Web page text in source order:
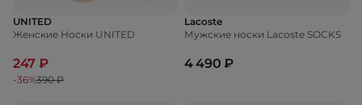
UNITED
Женские Носки UNITED
247 ₽
-36%390 ₽
Lacoste
Мужские носки Lacoste SOCKS
4 490 ₽